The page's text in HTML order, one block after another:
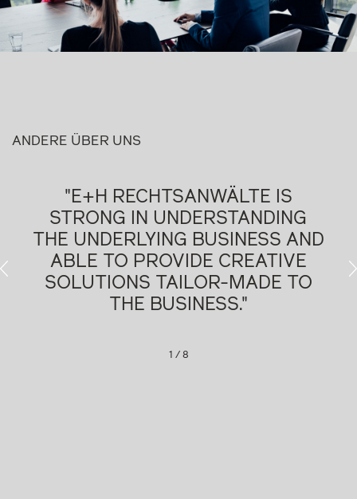
ANDERE ÜBER UNS
"A VERY SHARP TEAM, ALWAYS
GROWING AND VERY FAST.
SIMPLY A GO-TO LAW FIRM."
Legal500, 2026